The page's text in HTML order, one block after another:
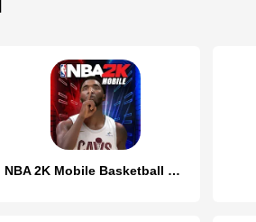
NBA 2K Mobile Basketball Game